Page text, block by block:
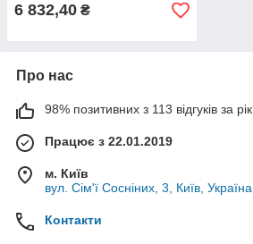
6 832,40 ₴
Про нас
98% позитивних з 113 відгуків за рік
Працює з 22.01.2019
м. Київ
вул. Сім'ї Сосніних, 3, Київ, Україна
Контакти